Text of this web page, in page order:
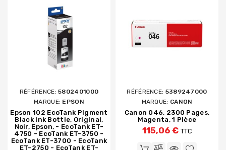
RÉFÉRENCE:5802401000
MARQUE: EPSON
Epson 102 EcoTank Pigment
Black Ink Bottle, Original,
Noir, Epson, - EcoTank ET-
4750 - EcoTank ET-3750 -
EcoTank ET-3700 - EcoTank
ET-2750 - EcoTank ET-
RÉFÉRENCE: 5389247000
MARQUE: CANON
Canon 046, 2300 Pages,
Magenta, 1 Pièce
115,06 € TTC